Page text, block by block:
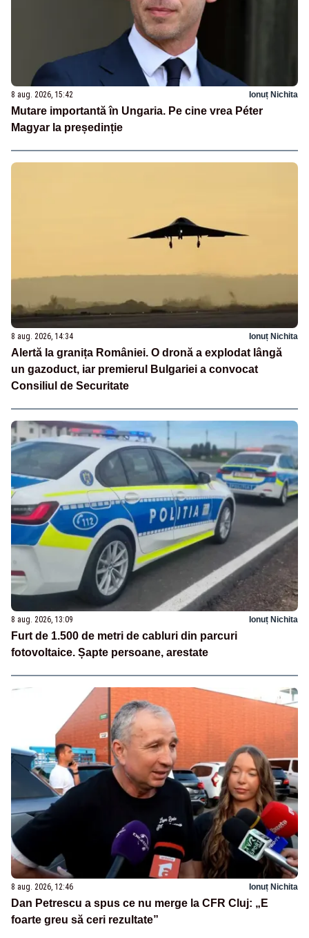
8 aug. 2026, 15:42 Ionuț Nichita
Mutare importantă în Ungaria. Pe cine vrea Péter
Magyar la președinție
8 aug. 2026, 14:34 Ionuț Nichita
Alertă la granița României. O dronă a explodat lângă
un gazoduct, iar premierul Bulgariei a convocat
Consiliul de Securitate
8 aug. 2026, 13:09 Ionuț Nichita
Furt de 1.500 de metri de cabluri din parcuri
fotovoltaice. Șapte persoane, arestate
8 aug. 2026, 12:46 Ionuț Nichita
Dan Petrescu a spus ce nu merge la CFR Cluj: „E
foarte greu să ceri rezultate”